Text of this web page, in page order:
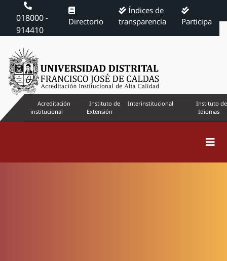
018000 -
914410
Directorio
Índices de
transparencia
Participa
Acreditación
institucional
Instituto de
Extensión
Interinstitucional
Instituto de
Idiomas